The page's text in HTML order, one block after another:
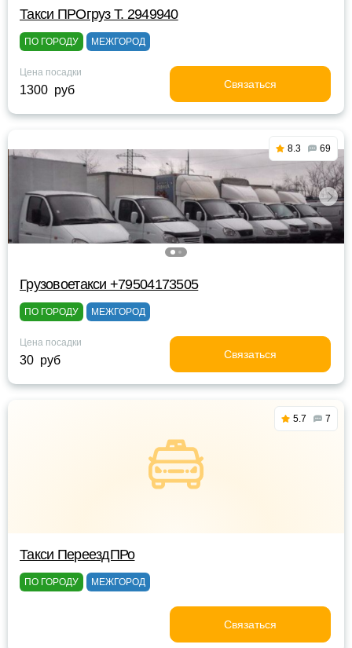
Такси ПРОгруз Т. 2949940
ПО ГОРОДУ МЕЖГОРОД
Цена посадки
1300 руб Связаться
8.3 69
Грузовоетакси +79504173505
ПО ГОРОДУ МЕЖГОРОД
Цена посадки
30 руб Связаться
5.7 7
Такси ПереездПРо
ПО ГОРОДУ МЕЖГОРОД
Связаться